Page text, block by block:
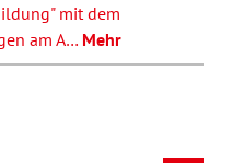
mit dem
am A… Mehr